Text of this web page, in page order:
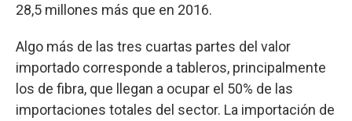
28,5 millones más que en 2016.
Algo más de las tres cuartas partes del valor
importado corresponde a tableros, principalmente
los de fibra, que llegan a ocupar el 50% de las
importaciones totales del sector. La importación de